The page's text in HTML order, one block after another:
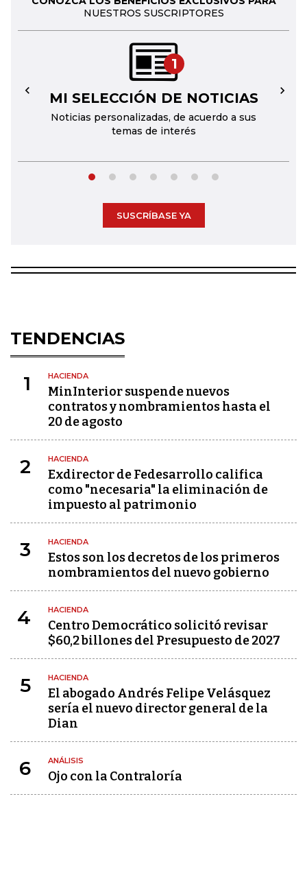
NUESTROS SUSCRIPTORES
1
MI SELECCIÓN DE NOTICIAS
Noticias personalizadas, de acuerdo a sus
temas de interés
← →
SUSCRÍBASE YA
TENDENCIAS
1 HACIENDA
MinInterior suspende nuevos
contratos y nombramientos hasta el
20 de agosto
2 HACIENDA
Exdirector de Fedesarrollo califica
como "necesaria" la eliminación de
impuesto al patrimonio
3 HACIENDA
Estos son los decretos de los primeros
nombramientos del nuevo gobierno
4 HACIENDA
Centro Democrático solicitó revisar
$60,2 billones del Presupuesto de 2027
5 HACIENDA
El abogado Andrés Felipe Velásquez
sería el nuevo director general de la
Dian
6 ANÁLISIS
Ojo con la Contraloría